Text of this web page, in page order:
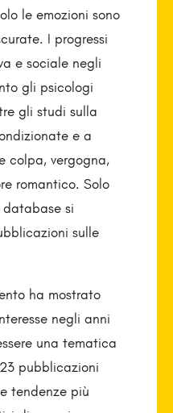
le emozioni sono
I progressi
e sociale negli
gli psicologi
gli studi sulla
e a
colpa, vergogna,
romantico. Solo
database si
sulle
ha mostrato
negli anni
una tematica
pubblicazioni
tendenze più